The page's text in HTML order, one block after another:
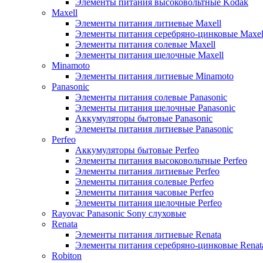
Элементы питания высоковольтные Kodak
Maxell
Элементы питания литиевые Maxell
Элементы питания серебряно-цинковые
Элементы питания солевые Maxell
Элементы питания щелочные Maxell
Minamoto
Элементы питания литиевые Minamoto
Panasonic
Элементы питания солевые Panasonic
Элементы питания щелочные Panasonic
Аккумуляторы бытовые Panasonic
Элементы питания литиевые Panasonic
Perfeo
Аккумуляторы бытовые Perfeo
Элементы питания высоковольтные Perfeo
Элементы питания литиевые Perfeo
Элементы питания солевые Perfeo
Элементы питания часовые Perfeo
Элементы питания щелочные Perfeo
Rayovac Panasonic Sony слуховые
Renata
Элементы питания литиевые Renata
Элементы питания серебряно-цинковые
Robiton